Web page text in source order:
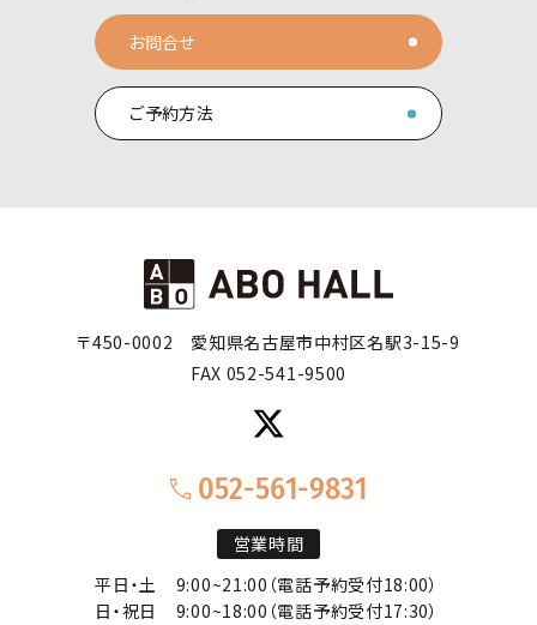
お問合せ
ご予約方法
〒450-0002
愛知県名古屋市中村区名駅3-15-9
FAX 052-541-9500
052-561-9831
営業時間
平日・土
9:00~21:00（電話予約受付18:00）
日・祝日
9:00~18:00（電話予約受付17:30）